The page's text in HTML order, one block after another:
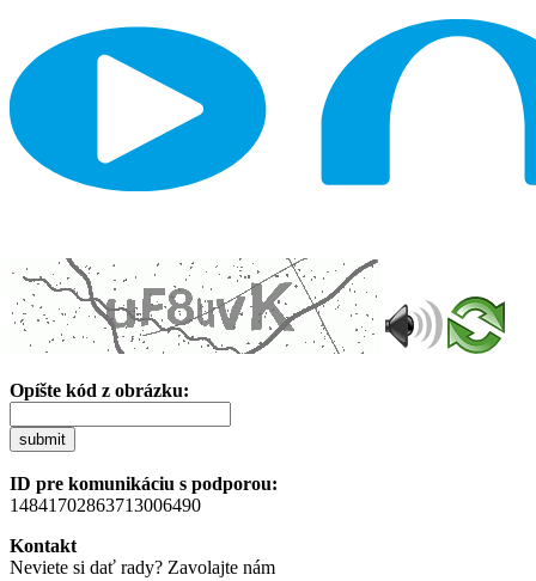
Opíšte kód z obrázku:
submit
ID pre komunikáciu s podporou:
14841702863713006490
Kontakt
Neviete si dať rady? Zavolajte nám